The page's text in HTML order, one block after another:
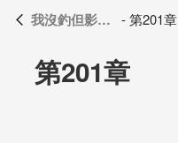
我沒釣但影帝真香了
第201章
我沒釣但影帝真香了 - 第201章